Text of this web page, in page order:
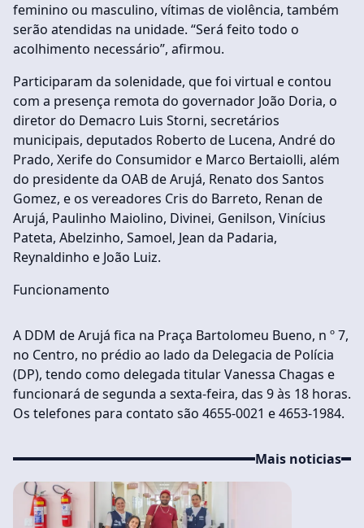
feminino ou masculino, vítimas de violência, também
serão atendidas na unidade. “Será feito todo o
acolhimento necessário”, afirmou.
Participaram da solenidade, que foi virtual e contou
com a presença remota do governador João Doria, o
diretor do Demacro Luis Storni, secretários
municipais, deputados Roberto de Lucena, André do
Prado, Xerife do Consumidor e Marco Bertaiolli, além
do presidente da OAB de Arujá, Renato dos Santos
Gomez, e os vereadores Cris do Barreto, Renan de
Arujá, Paulinho Maiolino, Divinei, Genilson, Vinícius
Pateta, Abelzinho, Samoel, Jean da Padaria,
Reynaldinho e João Luiz.
Funcionamento
A DDM de Arujá fica na Praça Bartolomeu Bueno, n º 7,
no Centro, no prédio ao lado da Delegacia de Polícia
(DP), tendo como delegada titular Vanessa Chagas e
funcionará de segunda a sexta-feira, das 9 às 18 horas.
Os telefones para contato são 4655-0021 e 4653-1984.
Mais noticias